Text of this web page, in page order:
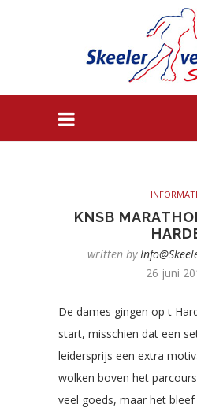
KNSB
written by
26 juni
De dames gingen op t
start, misschien dat een
leidersprijs een extra
wolken boven het
veel goeds, maar het